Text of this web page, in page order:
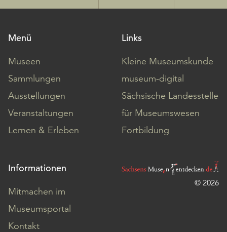
Menü
Museen
Sammlungen
Ausstellungen
Veranstaltungen
Lernen & Erleben
Links
Kleine Museumskunde
museum-digital
Sächsische Landesstelle
für Museumswesen
Fortbildung
Informationen
Mitmachen im
Museumsportal
Kontakt
© 2026